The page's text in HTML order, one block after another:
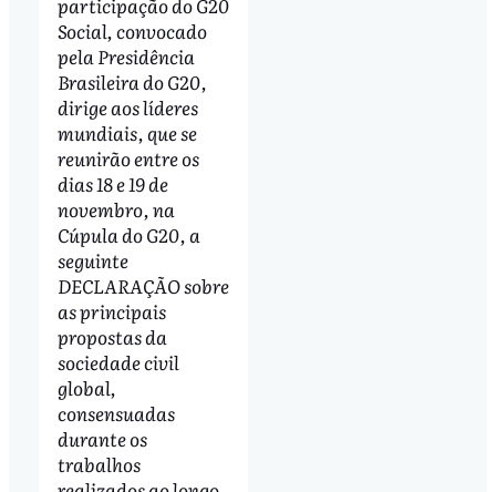
Social, convocado
pela Presidência
Brasileira do G20,
dirige aos líderes
mundiais, que se
reunirão entre os
dias 18 e 19 de
novembro, na
Cúpula do G20, a
seguinte
DECLARAÇÃO sobre
as principais
propostas da
sociedade civil
global,
consensuadas
durante os
trabalhos